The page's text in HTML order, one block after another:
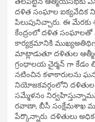
దళిత సంఘాల ఐక్యవేదిక
పిలుపునిచ్చారు. ఈ
కేంద్రంలో దళిత
కార్యక్రమానికి
మాట్లాడుతూ దళితుల
గ్రంధాలయ చైర్మన్ గా కేడం
నటించిన కళాకారులను
నియోజకవర్గంలోని
సమ్మేళనం
రవాణా, బీసీ సంక్షేమశాఖ
పేర్కొన్నారు. దళితులు